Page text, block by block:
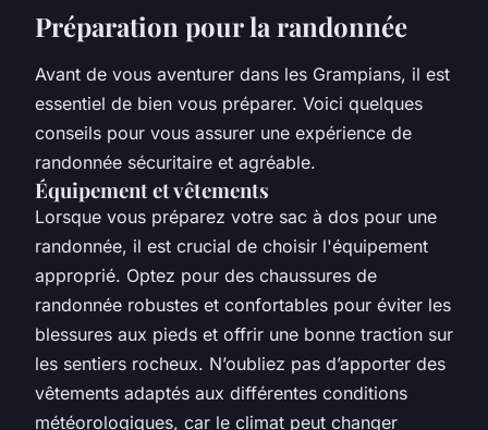
Préparation pour la randonnée
Avant de vous aventurer dans les Grampians, il est
essentiel de bien vous préparer. Voici quelques
conseils pour vous assurer une expérience de
randonnée sécuritaire et agréable.
Équipement et vêtements
Lorsque vous préparez votre sac à dos pour une
randonnée, il est crucial de choisir l'équipement
approprié. Optez pour des chaussures de
randonnée robustes et confortables pour éviter les
blessures aux pieds et offrir une bonne traction sur
les sentiers rocheux. N’oubliez pas d’apporter des
vêtements adaptés aux différentes conditions
météorologiques, car le climat peut changer